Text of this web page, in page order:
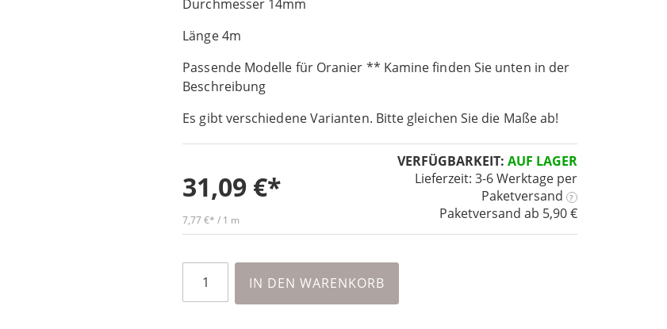
Durchmesser 14mm
Länge 4m
Passende Modelle für Oranier ** Kamine finden Sie unten in der
Beschreibung
Es gibt verschiedene Varianten. Bitte gleichen Sie die Maße ab!
VERFÜGBARKEIT: AUF LAGER
Lieferzeit: 3-6 Werktageper
Paketversand
?
Paketversand ab 5,90 €
31,09 €
7,77 € / 1 m
IN DEN WARENKORB